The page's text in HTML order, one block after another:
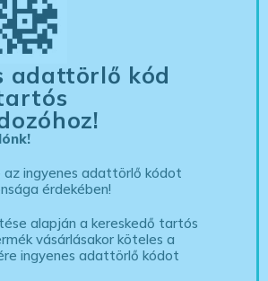
adattörlő kód
az ingyenes adattörlő kódot
érdekében!
alapján a kereskedő tartós
vásárlásakor köteles a
ingyenes adattörlő kódot